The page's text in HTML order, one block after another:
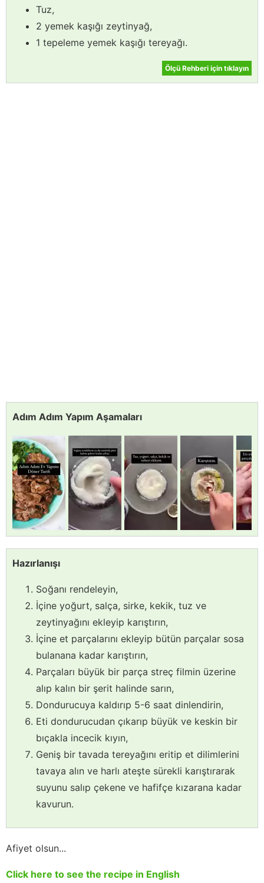
Tuz,
2 yemek kaşığı zeytinyağ,
1 tepeleme yemek kaşığı tereyağı.
Ölçü Rehberi için tıklayın
Adım Adım Yapım Aşamaları
Hazırlanışı
Soğanı rendeleyin,
İçine yoğurt, salça, sirke, kekik, tuz ve
zeytinyağını ekleyip karıştırın,
İçine et parçalarını ekleyip bütün parçalar sosa
bulanana kadar karıştırın,
Parçaları büyük bir parça streç filmin üzerine
alıp kalın bir şerit halinde sarın,
Dondurucuya kaldırıp 5-6 saat dinlendirin,
Eti dondurucudan çıkarıp büyük ve keskin bir
bıçakla incecik kıyın,
Geniş bir tavada tereyağını eritip et dilimlerini
tavaya alın ve harlı ateşte sürekli karıştırarak
suyunu salıp çekene ve hafifçe kızarana kadar
kavurun.
Afiyet olsun...
Click here to see the recipe in English